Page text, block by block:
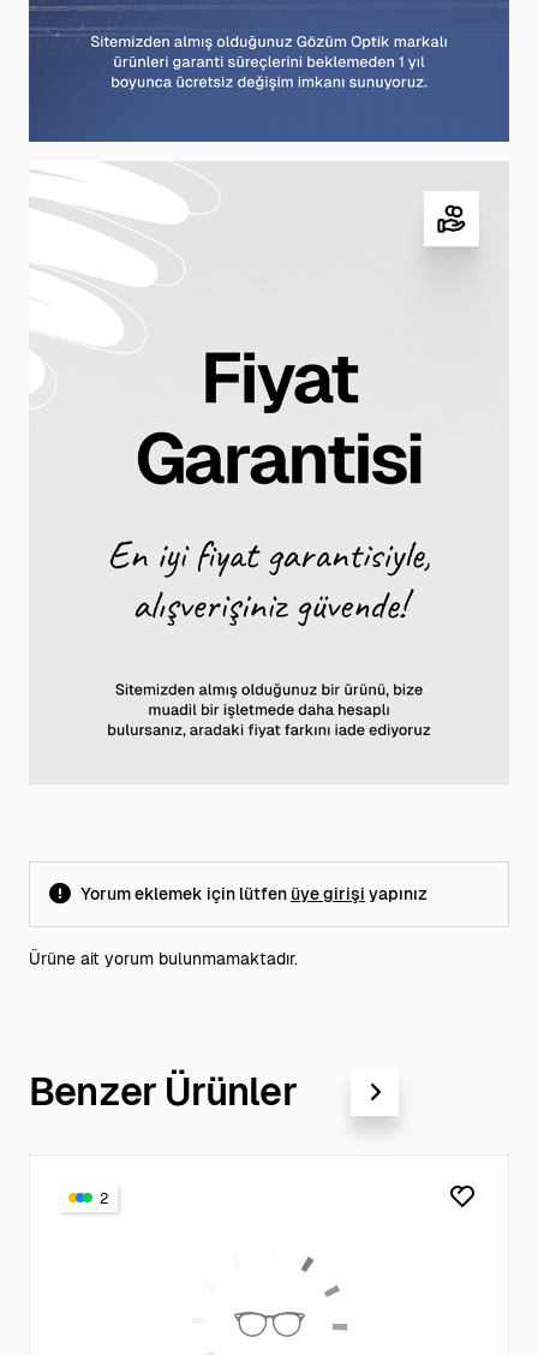
Yorum eklemek için lütfen üye girişi yapınız
Ürüne ait yorum bulunmamaktadır.
Benzer Ürünler
2